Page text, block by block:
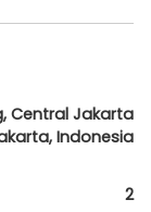
Central Jakarta
Indonesia
2